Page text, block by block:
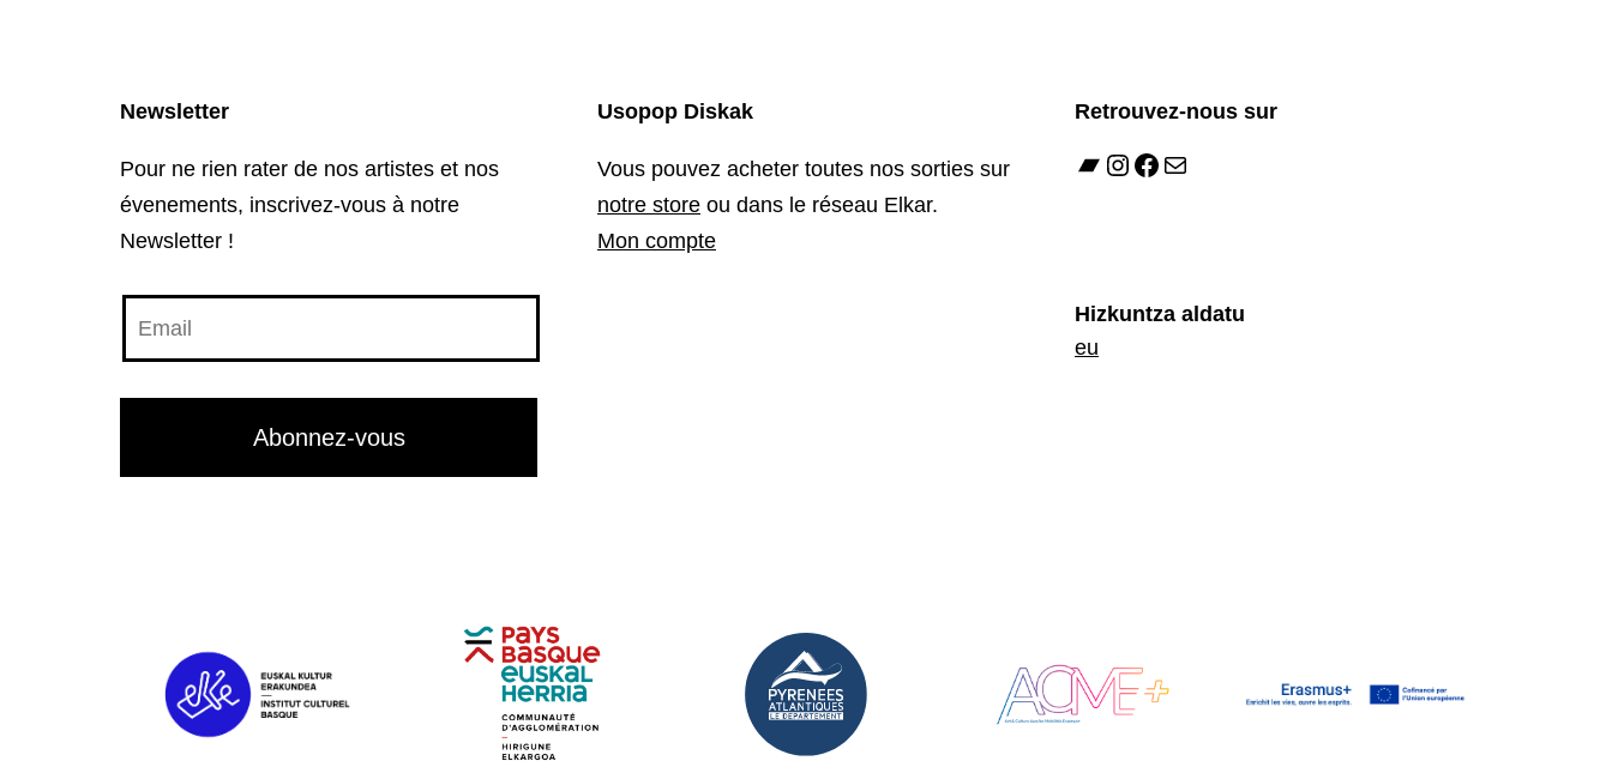
Newsletter
Pour ne rien rater de nos artistes et nos
évenements, inscrivez-vous à notre
Newsletter !
Usopop Diskak
Vous pouvez acheter toutes nos sorties sur
notre store ou dans le réseau Elkar.
Mon compte
Retrouvez-nous sur
Bandcamp
Instagram
Facebook
E-mail
Hizkuntza aldatu
eu